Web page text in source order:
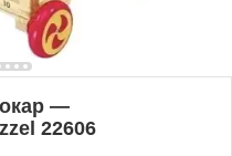
—
22606